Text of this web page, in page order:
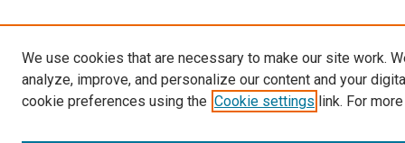
We use cookies that are necessary to make our site work.
analyze, improve, and personalize our content and your
cookie preferences using the Cookie settings link. For